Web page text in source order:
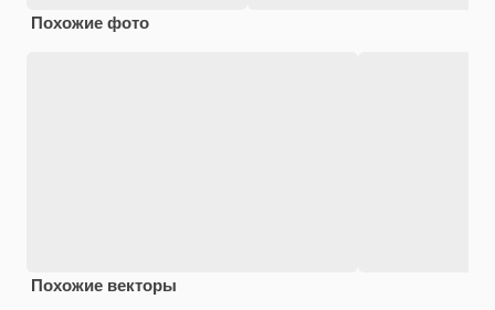
Похожие фото
Похожие векторы